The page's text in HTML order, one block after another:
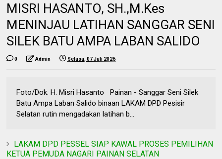
MISRI HASANTO, SH.,M.Kes
MENINJAU LATIHAN SANGGAR SENI
SILEK BATU AMPA LABAN SALIDO
0 Admin Selasa, 07 Juli 2026
Foto/Dok. H. Misri Hasanto Painan - Sanggar Seni Silek
Batu Ampa Laban Salido binaan LAKAM DPD Pesisir
Selatan rutin mengadakan latihan b...
LAKAM DPD PESSEL SIAP KAWAL PROSES PEMILIHAN
KETUA PEMUDA NAGARI PAINAN SELATAN